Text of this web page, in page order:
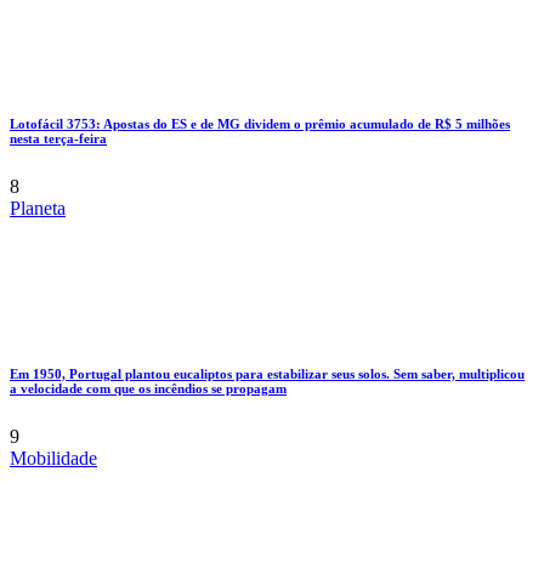
Lotofácil 3753: Apostas do ES e de MG dividem o prêmio acumulado de R$ 5 milhões
nesta terça-feira
8
Planeta
Em 1950, Portugal plantou eucaliptos para estabilizar seus solos. Sem saber, multiplicou
a velocidade com que os incêndios se propagam
9
Mobilidade